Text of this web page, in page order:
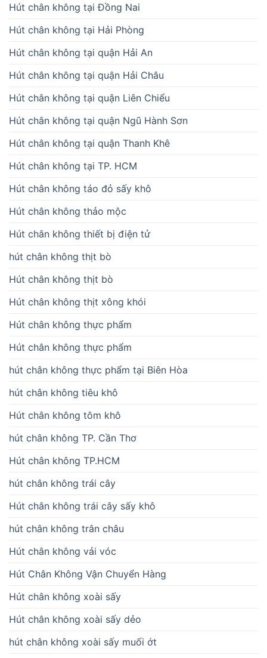
Hút chân không tại Đồng Nai
Hút chân không tại Hải Phòng
Hút chân không tại quận Hải An
Hút chân không tại quận Hải Châu
Hút chân không tại quận Liên Chiểu
Hút chân không tại quận Ngũ Hành Sơn
Hút chân không tại quận Thanh Khê
Hút chân không tại TP. HCM
Hút chân không táo đỏ sấy khô
Hút chân không thảo mộc
Hút chân không thiết bị điện tử
hút chân không thịt bò
Hút chân không thịt bò
Hút chân không thịt xông khói
Hút chân không thực phẩm
Hút chân không thực phẩm
hút chân không thực phẩm tại Biên Hòa
hút chân không tiêu khô
Hút chân không tôm khô
hút chân không TP. Cần Thơ
Hút chân không TP.HCM
hút chân không trái cây
Hút chân không trái cây sấy khô
hút chân không trân châu
Hút chân không vải vóc
Hút Chân Không Vận Chuyển Hàng
Hút chân không xoài sấy
Hút chân không xoài sấy dẻo
hút chân không xoài sấy muối ớt